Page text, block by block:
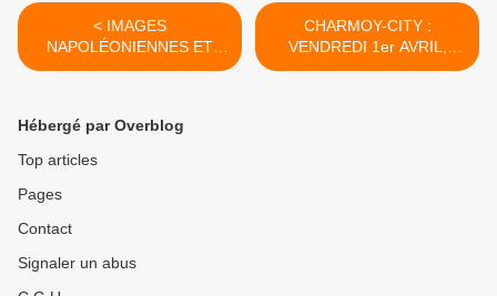
< IMAGES
NAPOLÉONIENNES ET
FRANCO-RUSSES (7 bis)-
fondateur)
CHARMOY-CITY :
VENDREDI 1er AVRIL,
JOUR DU POISSON- du 01
Hébergé par Overblog
Top articles
Pages
Contact
Signaler un abus